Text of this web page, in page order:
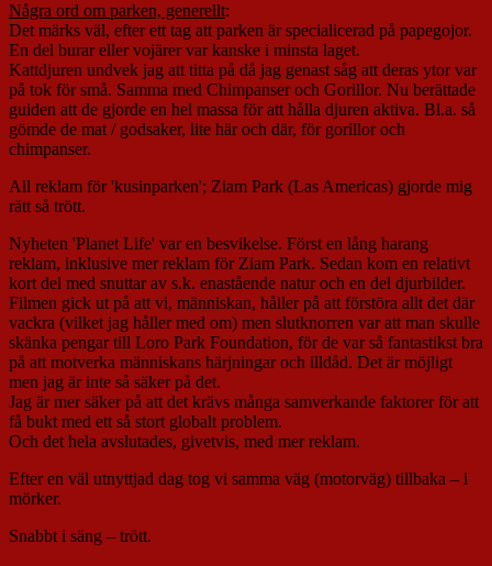
Några ord om parken, generellt:
Det märks väl, efter ett tag att parken är specialicerad på papegojor.
En del burar eller vojärer var kanske i minsta laget.
Kattdjuren undvek jag att titta på då jag genast såg att deras ytor var
på tok för små. Samma med Chimpanser och Gorillor. Nu berättade
guiden att de gjorde en hel massa för att hålla djuren aktiva. Bl.a. så
gömde de mat / godsaker, lite här och där, för gorillor och
chimpanser.
All reklam för 'kusinparken'; Ziam Park (Las Americas) gjorde mig
rätt så trött.
Nyheten 'Planet Life' var en besvikelse. Först en lång harang
reklam, inklusive mer reklam för Ziam Park. Sedan kom en relativt
kort del med snuttar av s.k. enastående natur och en del djurbilder.
Filmen gick ut på att vi, människan, håller på att förstöra allt det där
vackra (vilket jag håller med om) men slutknorren var att man skulle
skänka pengar till Loro Park Foundation, för de var så fantastikst bra
på att motverka människans härjningar och illdåd. Det är möjligt
men jag är inte så säker på det.
Jag är mer säker på att det krävs många samverkande faktorer för att
få bukt med ett så stort globalt problem.
Och det hela avslutades, givetvis, med mer reklam.
Efter en väl utnyttjad dag tog vi samma väg (motorväg) tillbaka – i
mörker.
Snabbt i säng – trött.